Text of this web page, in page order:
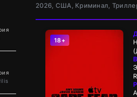
2026, США, Криминал,
18+